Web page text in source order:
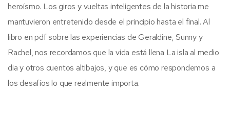
heroísmo. Los giros y vueltas inteligentes de la historia me
mantuvieron entretenido desde el principio hasta el final. Al
libro en pdf sobre las experiencias de Geraldine, Sunny y
Rachel, nos recordamos que la vida está llena La isla al medio
dia y otros cuentos altibajos, y que es cómo respondemos a
los desafíos lo que realmente importa.